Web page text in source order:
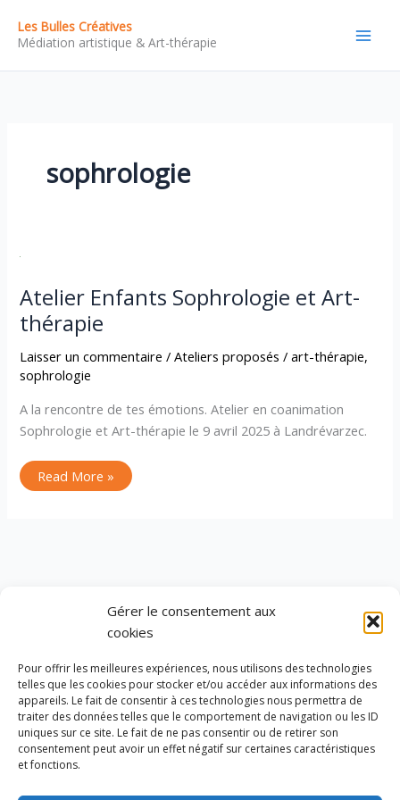
Gérer le consentement aux
cookies
Pour offrir les meilleures expériences, nous utilisons des technologies
telles que les cookies pour stocker et/ou accéder aux informations des
appareils. Le fait de consentir à ces technologies nous permettra de
traiter des données telles que le comportement de navigation ou les ID
uniques sur ce site. Le fait de ne pas consentir ou de retirer son
consentement peut avoir un effet négatif sur certaines caractéristiques
et fonctions.
contenu
Les Bulles Créatives
Médiation artistique & Art-thérapie
sophrologie
Atelier Enfants Sophrologie et Art-
thérapie
Laisser un commentaire /Ateliers proposés /art-thérapie,
sophrologie
A la rencontre de tes émotions. Atelier en coanimation
Sophrologie et Art-thérapie le 9 avril 2025 à Landrévarzec.
et
Art-
thérapie
Read More »
Tatiana BOUGER
Briec/Edern - Finistère
06 76 96 29 40
Mentions légales